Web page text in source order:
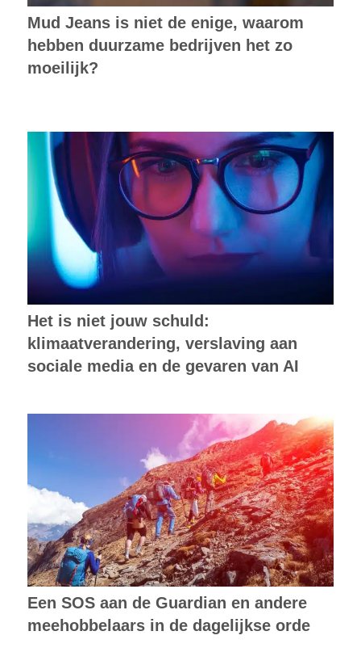
Mud Jeans is niet de enige, waarom
hebben duurzame bedrijven het zo
moeilijk?
Het is niet jouw schuld:
klimaatverandering, verslaving aan
sociale media en de gevaren van AI
Een SOS aan de Guardian en andere
meehobbelaars in de dagelijkse orde